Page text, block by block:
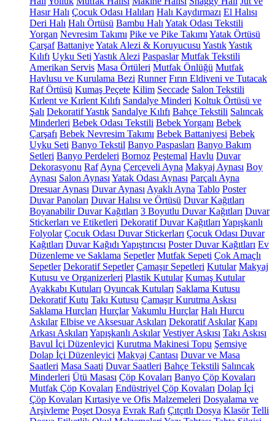
Hasır Halı Çocuk Odası Halıları Halı Kaydırmazı El Halısı
Deri Halı Halı Örtüsü Bambu Halı Yatak Odası Tekstili
Yorgan Nevresim Takımı Pike ve Pike Takımı Yatak Örtüsü
Çarşaf BattaniyeYatak Alezi & Koruyucusu YastıkYastık
Kılıfı Uyku Seti Yastık Alezi Paspaslar Mutfak Tekstili
Amerikan Servis Masa Örtüleri Mutfak Önlüğü Mutfak
Havlusu ve Kurulama Bezi Runner Fırın Eldiveni ve Tutacak
Raf Örtüsü Kumaş Peçete Kilim Seccade Salon Tekstili
Kırlent ve Kırlent Kılıfı Sandalye Minderi Koltuk Örtüsü ve
Şalı Dekoratif Yastık Sandalye Kılıfı Bahçe Tekstili Salıncak
Minderleri Bebek Odası Tekstili Bebek Yorganı Bebek
Çarşafı Bebek Nevresim Takımı Bebek Battaniyesi Bebek
Uyku Seti Banyo Tekstil Banyo Paspasları Banyo Bakım
Setleri Banyo Perdeleri Bornoz Peştemal Havlu Duvar
Dekorasyonu Raf Ayna Çerçeveli Ayna Makyaj Aynası Boy
Aynası Salon Aynası Yatak Odası Aynası Parçalı Ayna
Dresuar Aynası Duvar Aynası Ayaklı Ayna Tablo Poster
Duvar Panoları Duvar Halısı ve Örtüsü Duvar Kağıtları
Boyanabilir Duvar Kağıtları 3 Boyutlu Duvar Kağıtları Duvar
Stickerları ve Etiketleri Dekoratif Duvar Kağıtları Yapışkanlı
Folyolar Çocuk Odası Duvar Stickerları Çocuk Odası Duvar
Kağıtları Duvar Kağıdı Yapıştırıcısı Poster Duvar Kağıtları Ev
Düzenleme ve Saklama Sepetler Mutfak Sepeti Çok Amaçlı
Sepetler Dekoratif Sepetler Çamaşır Sepetleri Kutular Makyaj
Kutusu ve Organizerleri Plastik Kutular Kumaş Kutular
Ayakkabı Kutuları Oyuncak Kutuları Saklama Kutusu
Dekoratif Kutu Takı Kutusu Çamaşır Kurutma Askısı
Saklama Hurçları Hurçlar Vakumlu Hurçlar Halı Hurcu
Askılar Elbise ve Aksesuar Askıları Dekoratif Askılar Kapı
Arkası Askıları Yapışkanlı Askılar Vestiyer Askısı Takı Askısı
Bavul İçi Düzenleyici Kurutma Makinesi Topu Şemsiye
Dolap İçi Düzenleyici Makyaj Çantası Duvar ve Masa
Saatleri Masa Saati Duvar Saatleri Bahçe Tekstili Salıncak
Minderleri Ütü Masası Çöp Kovaları Banyo Çöp Kovaları
Mutfak Çöp Kovaları Endüstriyel Çöp Kovaları Dolap İçi
Çöp Kovaları Kırtasiye ve Ofis Malzemeleri Dosyalama ve
Arşivleme Poşet Dosya Evrak Rafı Çıtçıtlı Dosya Klasör Telli